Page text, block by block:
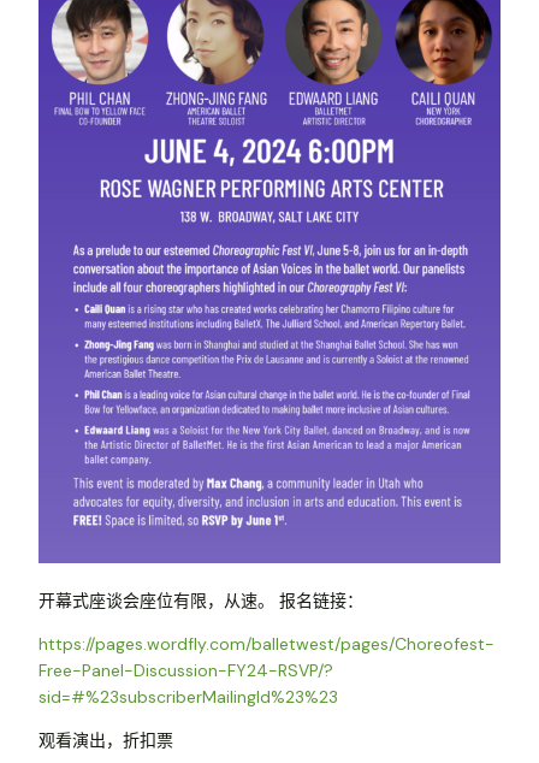
开幕式座谈会座位有限，从速。 报名链接：
https://pages.wordfly.com/balletwest/pages/Choreofest-
Free-Panel-Discussion-FY24-RSVP/?
sid=#%23subscriberMailingId%23%23
观看演出，折扣票